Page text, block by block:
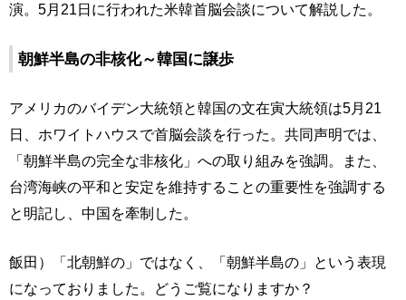
演。5月21日に行われた米韓首脳会談について解説した。
朝鮮半島の非核化～韓国に譲歩
アメリカのバイデン大統領と韓国の文在寅大統領は5月21
日、ホワイトハウスで首脳会談を行った。共同声明では、
「朝鮮半島の完全な非核化」への取り組みを強調。また、
台湾海峡の平和と安定を維持することの重要性を強調する
と明記し、中国を牽制した。
飯田）「北朝鮮の」ではなく、「朝鮮半島の」という表現
になっておりました。どうご覧になりますか？